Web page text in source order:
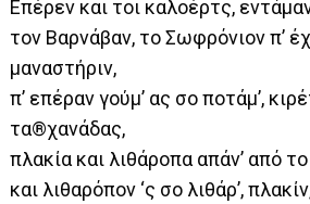
Επέρεν και τοι καλοέρτς,
τον Βαρνάβαν, το Σωφρόνιον π’
μαναστήριν,
π’ επέραν γούμ’ ας σο ποτάμ’,
τα®χανάδας,
πλακία και λιθάροπα απάν’ από
και λιθαρόπον ‘ς σο λιθάρ’,